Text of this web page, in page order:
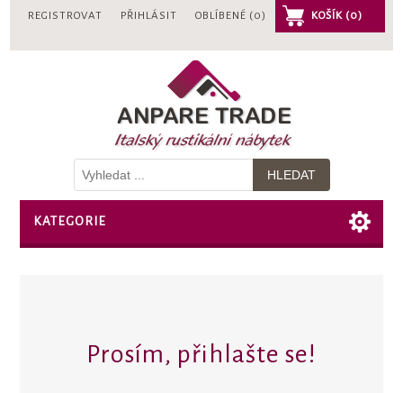
REGISTROVAT PŘIHLÁSIT OBLÍBENÉ (0) KOŠÍK (0)
KATEGORIE
Prosím, přihlašte se!